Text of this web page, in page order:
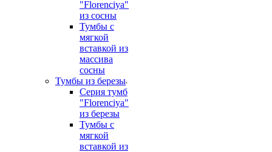
"Florenciya"
из сосны
Тумбы с
мягкой
вставкой из
массива
сосны
Тумбы из березы
Серия тумб
"Florenciya"
из березы
Тумбы с
мягкой
вставкой из